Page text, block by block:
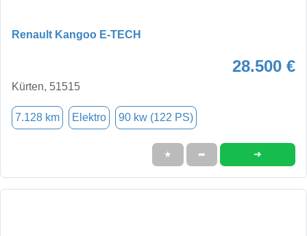
Renault Kangoo E-TECH
28.500 €
Kürten, 51515
7.128 km Elektro 90 kw (122 PS)
★ ➦ ➜